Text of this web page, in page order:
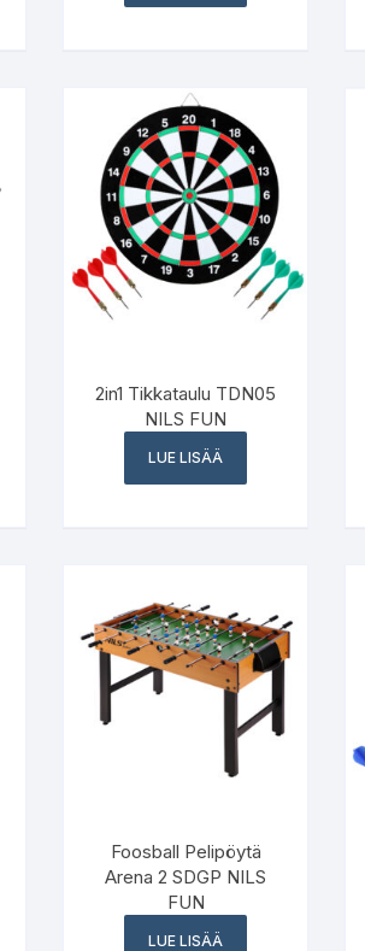
2in1 Tikkataulu TDN05
NILS FUN
LUE LISÄÄ
Foosball Pelipöytä
Arena 2 SDGP NILS
FUN
LUE LISÄÄ